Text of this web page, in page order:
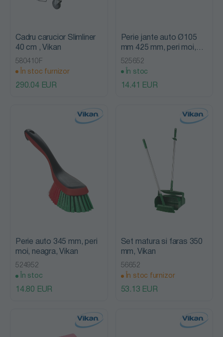
Cadru carucior Slimliner
40 cm , Vikan
580410F
În stoc furnizor
290.04 EUR
Perie jante auto Ø105
mm 425 mm, peri moi,
neagra, Vikan
525652
În stoc
14.41 EUR
Perie auto 345 mm, peri
moi, neagra, Vikan
524952
În stoc
14.80 EUR
Set matura si faras 350
mm, Vikan
56652
În stoc furnizor
53.13 EUR